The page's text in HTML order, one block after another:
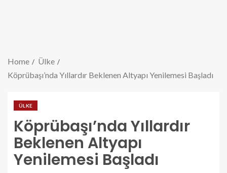
Home
Ülke
Köprübaşı’nda Yıllardır Beklenen Altyapı Yenilemesi Başladı
ÜLKE
Köprübaşı’nda Yıllardır
Beklenen Altyapı
Yenilemesi Başladı